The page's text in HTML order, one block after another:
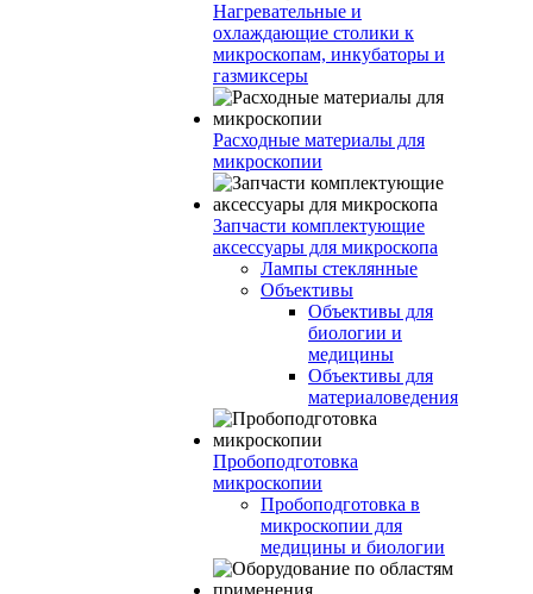
Нагревательные и
охлаждающие столики к
микроскопам, инкубаторы и
газмиксеры
Расходные материалы для
микроскопии
Запчасти комплектующие
аксессуары для микроскопа
Лампы стеклянные
Объективы
Объективы для
биологии и
медицины
Объективы для
материаловедения
Пробоподготовка
микроскопии
Пробоподготовка в
микроскопии для
медицины и биологии